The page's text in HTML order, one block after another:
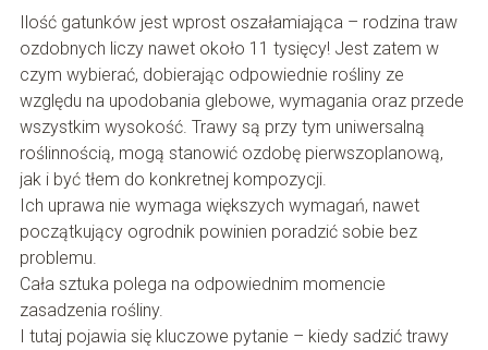
Ilość gatunków jest wprost oszałamiająca – rodzina traw
ozdobnych liczy nawet około 11 tysięcy! Jest zatem w
czym wybierać, dobierając odpowiednie rośliny ze
względu na upodobania glebowe, wymagania oraz przede
wszystkim wysokość. Trawy są przy tym uniwersalną
roślinnością, mogą stanowić ozdobę pierwszoplanową,
jak i być tłem do konkretnej kompozycji.
Ich uprawa nie wymaga większych wymagań, nawet
początkujący ogrodnik powinien poradzić sobie bez
problemu.
Cała sztuka polega na odpowiednim momencie
zasadzenia rośliny.
I tutaj pojawia się kluczowe pytanie – kiedy sadzić trawy